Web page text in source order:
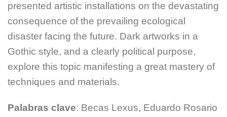
presented artistic installations on the devastating
consequence of the prevailing ecological
disaster facing the future. Dark artworks in a
Gothic style, and a clearly political purpose,
explore this topic manifesting a great mastery of
techniques and materials.
Palabras clave: Becas Lexus, Eduardo Rosario